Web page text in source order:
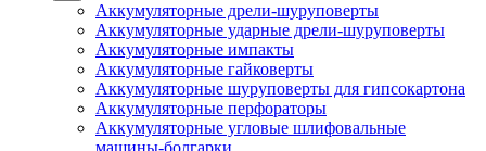
Аккумуляторные дрели-шуруповерты
Аккумуляторные ударные дрели-шуруповерты
Аккумуляторные импакты
Аккумуляторные гайковерты
Аккумуляторные шуруповерты для гипсокартона
Аккумуляторные перфораторы
Аккумуляторные угловые шлифовальные
машины-болгарки